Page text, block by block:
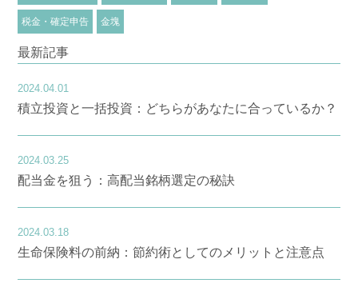
税金・確定申告 金塊
最新記事
2024.04.01
積立投資と一括投資：どちらがあなたに合っているか？
2024.03.25
配当金を狙う：高配当銘柄選定の秘訣
2024.03.18
生命保険料の前納：節約術としてのメリットと注意点